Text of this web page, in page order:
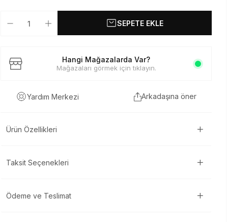
SEPETE EKLE
Hangi Mağazalarda Var?
Mağazaları görmek için tıklayın.
Yardım Merkezi Arkadaşına öner
Ürün Özellikleri
Taksit Seçenekleri
Ödeme ve Teslimat